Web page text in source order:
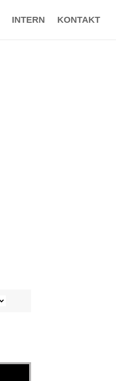
INTERN KONTAKT